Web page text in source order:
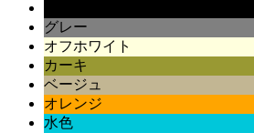
グレー
オフホワイト
カーキ
ベージュ
オレンジ
水色